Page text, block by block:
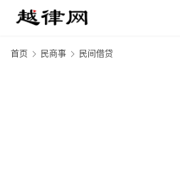
首页 民商事 民间借贷